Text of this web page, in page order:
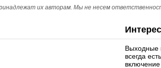
их авторам. Мы не несем
Выходные
всегда